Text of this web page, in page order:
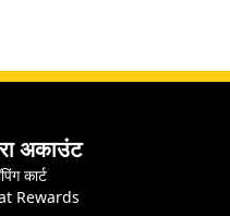
अकाउंट
कार्ट
Rewards